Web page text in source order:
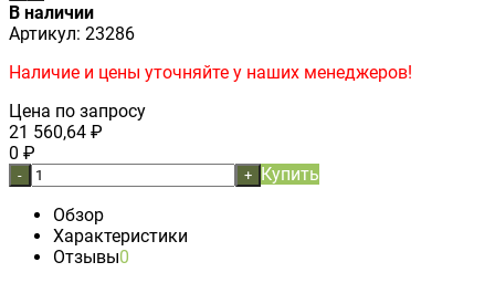
В наличии
Артикул: 23286
Наличие и цены уточняйте у наших менеджеров!
Цена по запросу
21 560,64 ₽
0 ₽
- + Купить
Обзор
Характеристики
Отзывы0